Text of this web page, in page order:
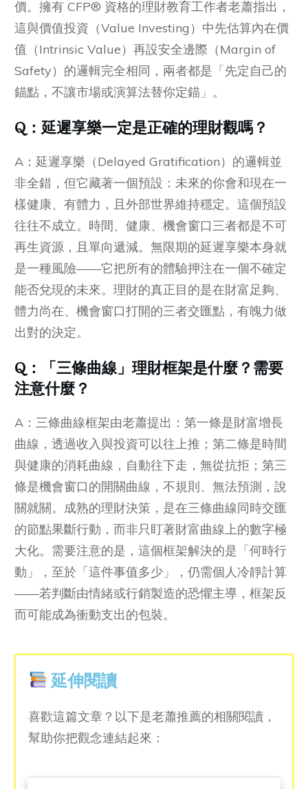
價。擁有 CFP® 資格的理財教育工作者老蕭指出，
這與價值投資（Value Investing）中先估算內在價
值（Intrinsic Value）再設安全邊際（Margin of
Safety）的邏輯完全相同，兩者都是「先定自己的
錨點，不讓市場或演算法替你定錨」。
Q： 延遲享樂一定是正確的理財觀嗎？
A：延遲享樂（Delayed Gratification）的邏輯並
非全錯，但它藏著一個預設：未來的你會和現在一
樣健康、有體力，且外部世界維持穩定。這個預設
往往不成立。時間、健康、機會窗口三者都是不可
再生資源，且單向遞減。無限期的延遲享樂本身就
是一種風險——它把所有的體驗押注在一個不確定
能否兌現的未來。理財的真正目的是在財富足夠、
體力尚在、機會窗口打開的三者交匯點，有魄力做
出對的決定。
Q：
「三條曲線」理財框架是什麼？需要
注意什麼？
A：三條曲線框架由老蕭提出：第一條是財富增長
曲線，透過收入與投資可以往上推；第二條是時間
與健康的消耗曲線，自動往下走，無從抗拒；第三
條是機會窗口的開關曲線，不規則、無法預測，說
關就關。成熟的理財決策，是在三條曲線同時交匯
的節點果斷行動，而非只盯著財富曲線上的數字極
大化。需要注意的是，這個框架解決的是「何時行
動」，至於「這件事值多少」，仍需個人冷靜計算
——若判斷由情緒或行銷製造的恐懼主導，框架反
而可能成為衝動支出的包裝。
延伸閱讀
喜歡這篇文章？以下是老蕭推薦的相關閱讀，
幫助你把觀念連結起來：